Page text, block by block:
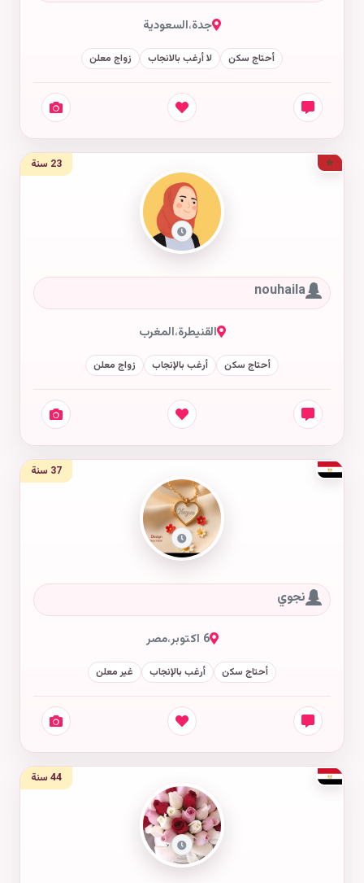
جدة،السعودية
أحتاج سكن لا أرغب بالانجاب زواج معلن
23 سنة
nouhaila
القنيطرة،المغرب
أحتاج سكن أرغب بالإنجاب زواج معلن
37 سنة
نجوي
6 اكتوبر ،مصر
أحتاج سكن أرغب بالإنجاب غير معلن
44 سنة